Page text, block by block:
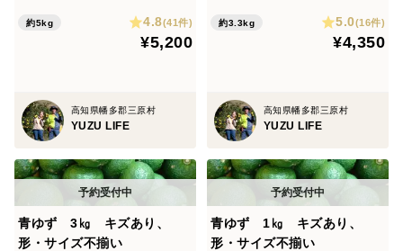
約5kg 4.8(41件)
¥5,200
高知県幡多郡三原村
YUZU LIFE
約3.3kg 5.0(16件)
¥4,350
高知県幡多郡三原村
YUZU LIFE
青ゆず 3㎏ キズあり、
形・サイズ不揃い
青ゆず 1㎏ キズあり、
形・サイズ不揃い